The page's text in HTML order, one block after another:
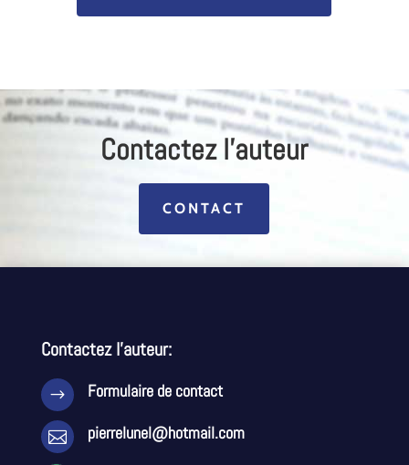
Contactez l'auteur
CONTACT
Contactez l’auteur:
$ Formulaire de contact
 pierrelunel@hotmail.com